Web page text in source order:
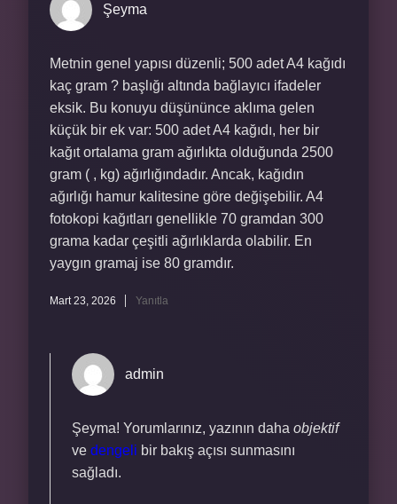
Şeyma
Metnin genel yapısı düzenli; 500 adet A4 kağıdı
kaç gram ? başlığı altında bağlayıcı ifadeler
eksik. Bu konuyu düşününce aklıma gelen
küçük bir ek var: 500 adet A4 kağıdı, her bir
kağıt ortalama gram ağırlıkta olduğunda 2500
gram ( , kg) ağırlığındadır. Ancak, kağıdın
ağırlığı hamur kalitesine göre değişebilir. A4
fotokopi kağıtları genellikle 70 gramdan 300
grama kadar çeşitli ağırlıklarda olabilir. En
yaygın gramaj ise 80 gramdır.
Mart 23, 2026 Yanıtla
admin
Şeyma! Yorumlarınız, yazının daha objektif
ve dengeli bir bakış açısı sunmasını
sağladı.